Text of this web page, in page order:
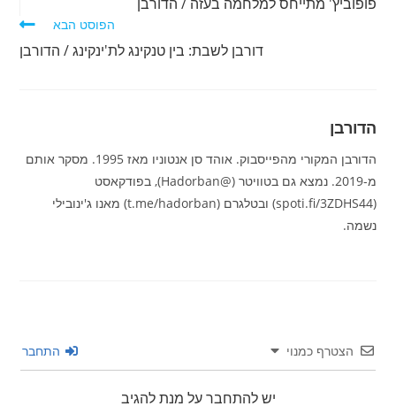
נוספים
פופוביץ' מתייחס למלחמה בעזה / הדורבן
הפוסט הבא
דורבן לשבת: בין טנקינג לת'ינקינג / הדורבן
הדורבן
הדורבן המקורי מהפייסבוק. אוהד סן אנטוניו מאז 1995. מסקר אותם
מ-2019. נמצא גם בטוויטר (@Hadorban), בפודקאסט
(spoti.fi/3ZDHS44) ובטלגרם (t.me/hadorban) מאנו ג'ינובילי
נשמה.
הצטרף כמנוי התחבר
יש להתחבר על מנת להגיב